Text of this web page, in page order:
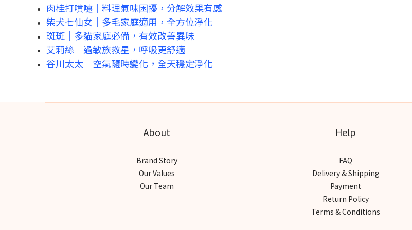
肉桂打噴嚏｜料理氣味困擾，分解效果有感
柴犬七仙女｜多毛家庭適用，全方位淨化
斑斑｜多貓家庭必備，有效改善異味
艾莉絲｜過敏族救星，呼吸更舒適
谷川太太｜空氣隨時變化，全天穩定淨化
About
Brand Story
Our Values
Our Team
Help
FAQ
Delivery & Shipping
Payment
Return Policy
Terms & Conditions